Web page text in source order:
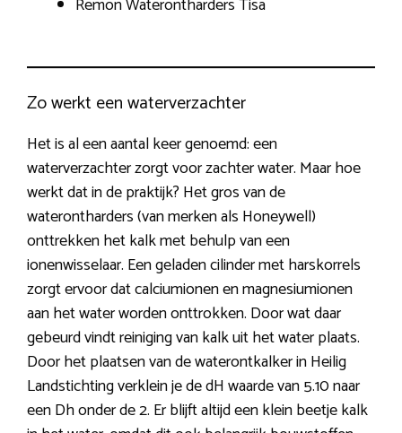
Zo werkt een waterverzachter
Het is al een aantal keer genoemd: een
waterverzachter zorgt voor zachter water. Maar hoe
werkt dat in de praktijk? Het gros van de
waterontharders (van merken als Honeywell)
onttrekken het kalk met behulp van een
ionenwisselaar. Een geladen cilinder met harskorrels
zorgt ervoor dat calciumionen en magnesiumionen
aan het water worden onttrokken. Door wat daar
gebeurd vindt reiniging van kalk uit het water plaats.
Door het plaatsen van de waterontkalker in Heilig
Landstichting verklein je de dH waarde van 5.10 naar
een Dh onder de 2. Er blijft altijd een klein beetje kalk